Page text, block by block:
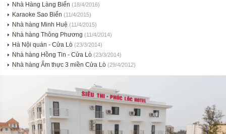
Nhà Hàng Làng Biển (18/4/2016)
Karaoke Sao Biển (11/4/2015)
Nhà hàng Minh Huệ (11/4/2015)
Nhà hàng Thông Phương (11/4/2014)
Hà Nội quán - Cửa Lò (23/3/2014)
Nhà hàng Hồng Tin - Cửa Lò (23/3/2014)
Nhà hàng Ẩm thực 3 miền Cửa Lò (29/4/2012)